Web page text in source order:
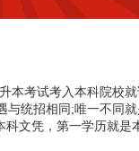
本考试考入本科院校
与统招相同;唯一不同
科文凭，第一学历就是